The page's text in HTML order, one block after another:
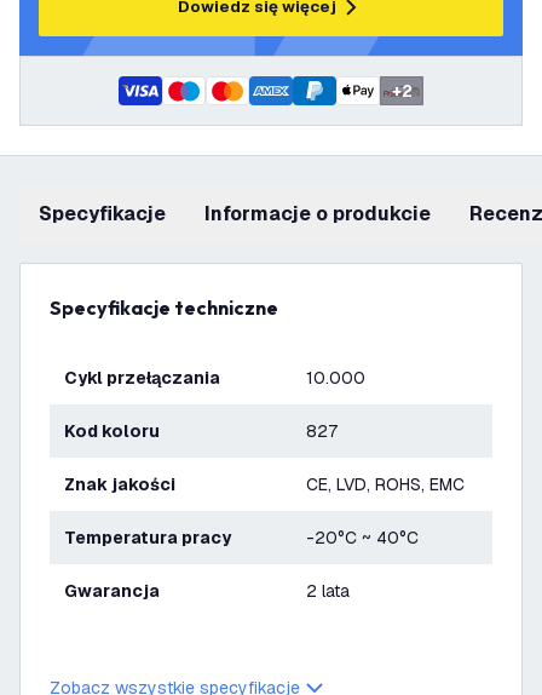
Dowiedz się więcej
+2
Specyfikacje informacje o produkcie
Specyfikacje techniczne
Cykl przełączania 10.000
Kod koloru 827
Znak jakości CE, LVD, ROHS, EMC
Temperatura pracy -20°C ~ 40°C
Gwarancja 2 lata
Zobacz wszystkie specyfikacje